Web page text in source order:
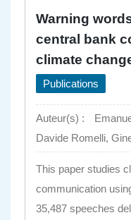
Warning
central bank
climate
Publications
Auteur(s) :
Davide Romelli,
This paper studies
communication
35,487 speeches